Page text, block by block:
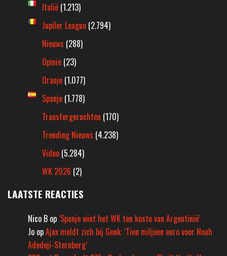
Italië (1.213)
Jupiler League (2.794)
Nieuws (288)
Opinie (23)
Oranje (1.077)
Spanje (1.778)
Transfergeruchten (170)
Trending Nieuws (4.238)
Video (5.284)
WK 2026 (2)
LAATSTE REACTIES
Nico B op ‘Spanje wint het WK ten koste van Argentinië’
Jo opAjax meldt zich bij Genk: ‘Tien miljoen euro voor Noah
Adedeji-Sternberg’